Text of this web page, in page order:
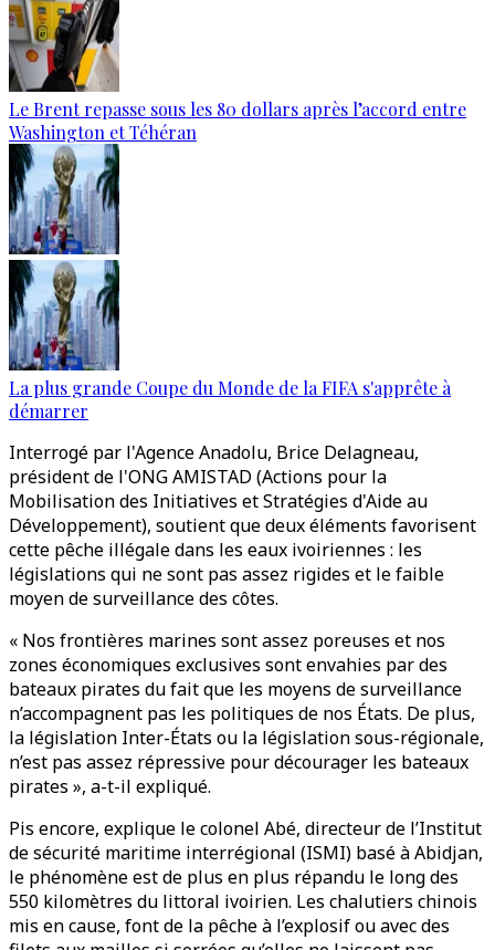
Le Brent repasse sous les 80 dollars après l’accord entre
Washington et Téhéran
La plus grande Coupe du Monde de la FIFA s'apprête à
démarrer
Interrogé par l'Agence Anadolu, Brice Delagneau,
président de l'ONG AMISTAD (Actions pour la
Mobilisation des Initiatives et Stratégies d'Aide au
Développement), soutient que deux éléments favorisent
cette pêche illégale dans les eaux ivoiriennes : les
législations qui ne sont pas assez rigides et le faible
moyen de surveillance des côtes.
« Nos frontières marines sont assez poreuses et nos
zones économiques exclusives sont envahies par des
bateaux pirates du fait que les moyens de surveillance
n’accompagnent pas les politiques de nos États. De plus,
la législation Inter-États ou la législation sous-régionale,
n’est pas assez répressive pour décourager les bateaux
pirates », a-t-il expliqué.
Pis encore, explique le colonel Abé, directeur de l’Institut
de sécurité maritime interrégional (ISMI) basé à Abidjan,
le phénomène est de plus en plus répandu le long des
550 kilomètres du littoral ivoirien. Les chalutiers chinois
mis en cause, font de la pêche à l’explosif ou avec des